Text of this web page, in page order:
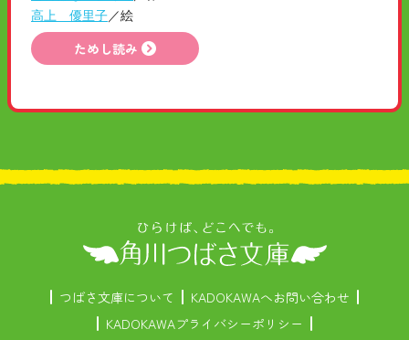
高上 優里子／絵
ためし読み
つばさ文庫について
KADOKAWAへお問い合わせ
KADOKAWAプライバシーポリシー